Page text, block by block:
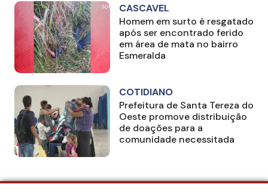
CASCAVEL
Homem em surto é resgatado
após ser encontrado ferido
em área de mata no bairro
Esmeralda
COTIDIANO
Prefeitura de Santa Tereza do
Oeste promove distribuição
de doações para a
comunidade necessitada